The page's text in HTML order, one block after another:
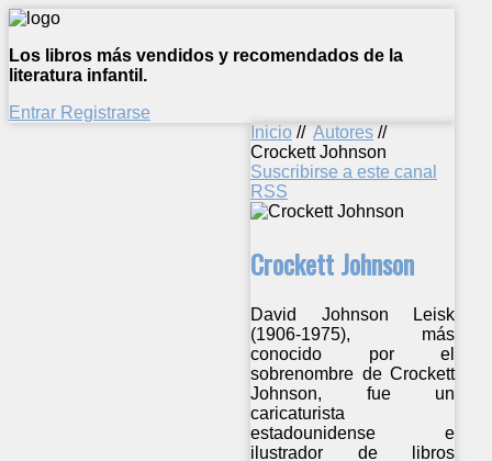
Los libros más vendidos y recomendados de la
literatura infantil.
Entrar Registrarse
Inicio // Autores //
Crockett Johnson
Suscribirse a este canal
RSS
Crockett Johnson
David Johnson Leisk
(1906-1975), más
conocido por el
sobrenombre de Crockett
Johnson, fue un
caricaturista
estadounidense e
ilustrador de libros